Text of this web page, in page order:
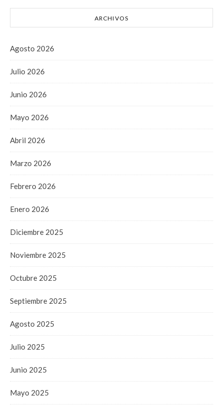
ARCHIVOS
Agosto 2026
Julio 2026
Junio 2026
Mayo 2026
Abril 2026
Marzo 2026
Febrero 2026
Enero 2026
Diciembre 2025
Noviembre 2025
Octubre 2025
Septiembre 2025
Agosto 2025
Julio 2025
Junio 2025
Mayo 2025